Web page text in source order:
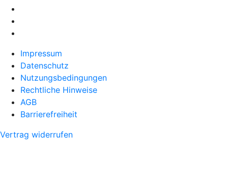
Impressum
Datenschutz
Nutzungsbedingungen
Rechtliche Hinweise
AGB
Barrierefreiheit
Vertrag widerrufen